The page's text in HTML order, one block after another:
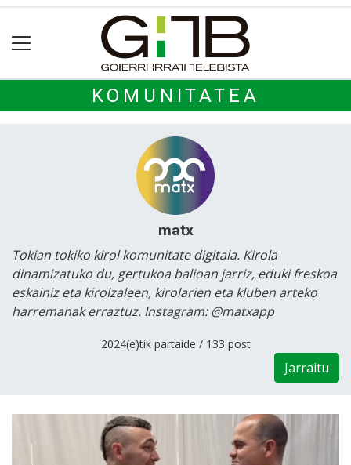
KOMUNITATEA
matx
Tokian tokiko kirol komunitate digitala. Kirola
dinamizatuko du, gertukoa balioan jarriz, eduki freskoa
eskainiz eta kirolzaleen, kirolarien eta kluben arteko
harremanak erraztuz. Instagram: @matxapp
2024(e)tik partaide / 133 post
Jarraitu